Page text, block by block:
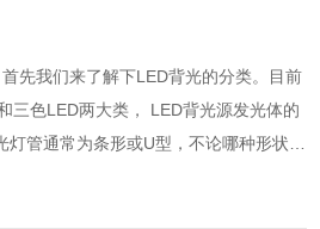
三色LED两大类， LED背光源发光体的
管通常为条形或U型，不论哪种形状，
言并不非常均匀，因此LED背光源具有